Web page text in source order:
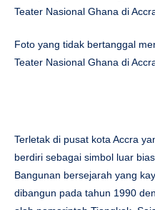
Teater Nasional Ghana di
Foto yang tidak bertanggal
Teater Nasional Ghana di
Terletak di pusat kota Accra
berdiri sebagai simbol luar
Bangunan bersejarah yang
dibangun pada tahun 1990